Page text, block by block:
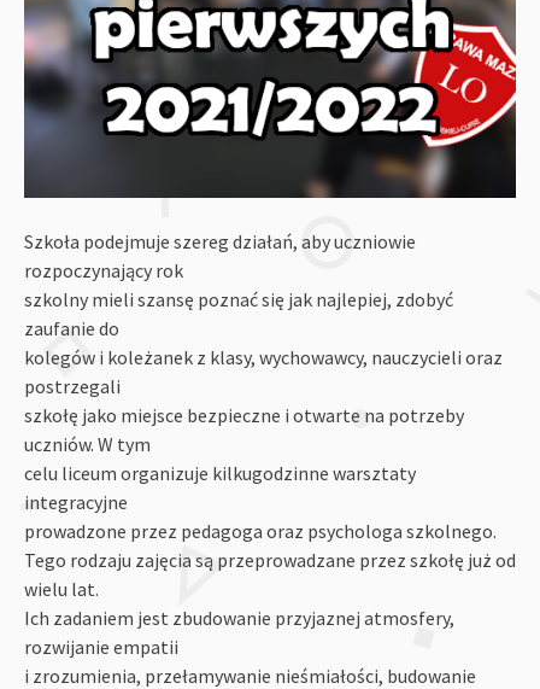
Szkoła podejmuje szereg działań, aby uczniowie
rozpoczynający rok
szkolny mieli szansę poznać się jak najlepiej, zdobyć
zaufanie do
kolegów i koleżanek z klasy, wychowawcy, nauczycieli oraz
postrzegali
szkołę jako miejsce bezpieczne i otwarte na potrzeby
uczniów. W tym
celu liceum organizuje kilkugodzinne warsztaty
integracyjne
prowadzone przez pedagoga oraz psychologa szkolnego.
Tego rodzaju zajęcia są przeprowadzane przez szkołę już od
wielu lat.
Ich zadaniem jest zbudowanie przyjaznej atmosfery,
rozwijanie empatii
i zrozumienia, przełamywanie nieśmiałości, budowanie